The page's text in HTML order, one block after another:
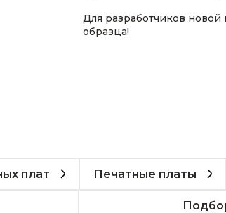
Для разработчиков
образца!
плат Печатные платы